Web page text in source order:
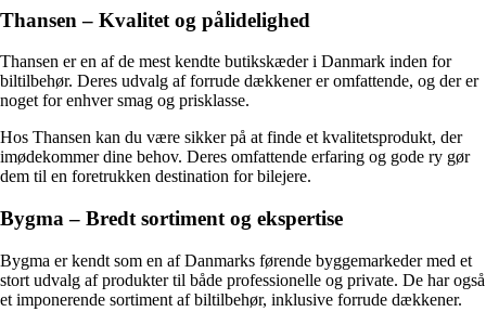
Thansen – Kvalitet og pålidelighed
Thansen er en af de mest kendte butikskæder i Danmark inden for
biltilbehør. Deres udvalg af forrude dækkener er omfattende, og der er
noget for enhver smag og prisklasse.
Hos Thansen kan du være sikker på at finde et kvalitetsprodukt, der
imødekommer dine behov. Deres omfattende erfaring og gode ry gør
dem til en foretrukken destination for bilejere.
Bygma – Bredt sortiment og ekspertise
Bygma er kendt som en af Danmarks førende byggemarkeder med et
stort udvalg af produkter til både professionelle og private. De har også
et imponerende sortiment af biltilbehør, inklusive forrude dækkener.